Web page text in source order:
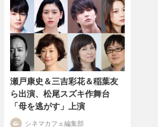
瀬戸康史＆三吉彩花＆稲葉友
ら出演、松尾スズキ作舞台
「母を逃がす」上演
シネマカフェ編集部